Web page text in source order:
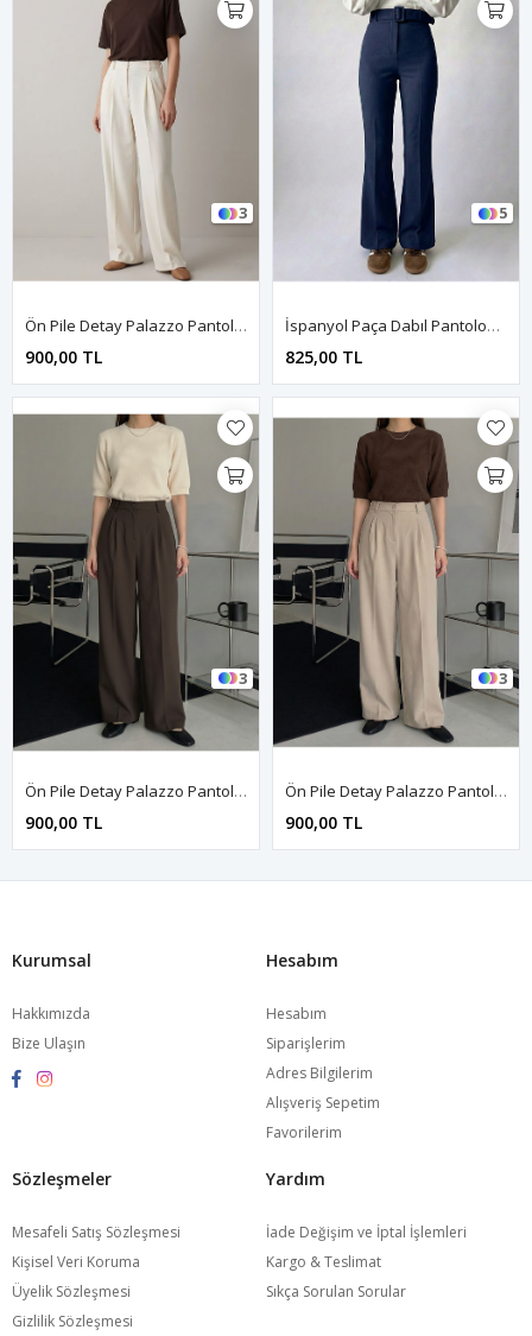
3
Ön Pile Detay Palazzo Pantolon-Ekru
900,00 TL
5
İspanyol Paça Dabıl Pantolon-Lacivert
825,00 TL
3
Ön Pile Detay Palazzo Pantolon-Kahve
900,00 TL
3
Ön Pile Detay Palazzo Pantolon-Taş
900,00 TL
Kurumsal
Hakkımızda
Bize Ulaşın
Hesabım
Hesabım
Siparişlerim
Adres Bilgilerim
Alışveriş Sepetim
Favorilerim
Sözleşmeler
Mesafeli Satış Sözleşmesi
Kişisel Veri Koruma
Üyelik Sözleşmesi
Gizlilik Sözleşmesi
Yardım
İade Değişim ve İptal İşlemleri
Kargo & Teslimat
Sıkça Sorulan Sorular